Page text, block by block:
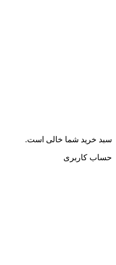
سبد خرید شما خالی است.
حساب کاربری